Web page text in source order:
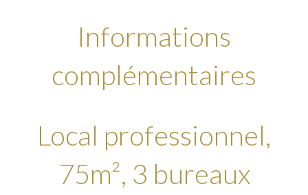
Informations
complémentaires
Local professionnel,
75m², 3 bureaux